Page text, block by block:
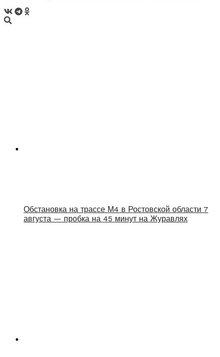
Обстановка на трассе М4 в Ростовской области 7
августа — пробка на 45 минут на Журавлях